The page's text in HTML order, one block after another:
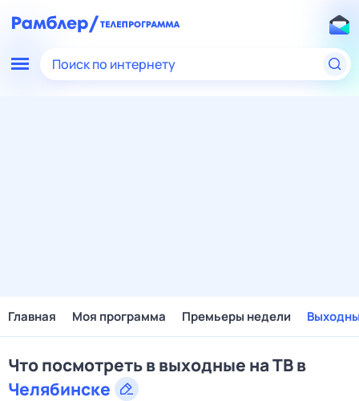
Поиск по интернету
Главная Моя программа Премьеры недели
Что посмотреть в выходные на ТВ в
Челябинске